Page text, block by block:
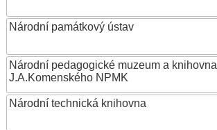
Národní památkový ústav
Národní pedagogické muzeum a knihovna
J.A.Komenského NPMK
Národní technická knihovna